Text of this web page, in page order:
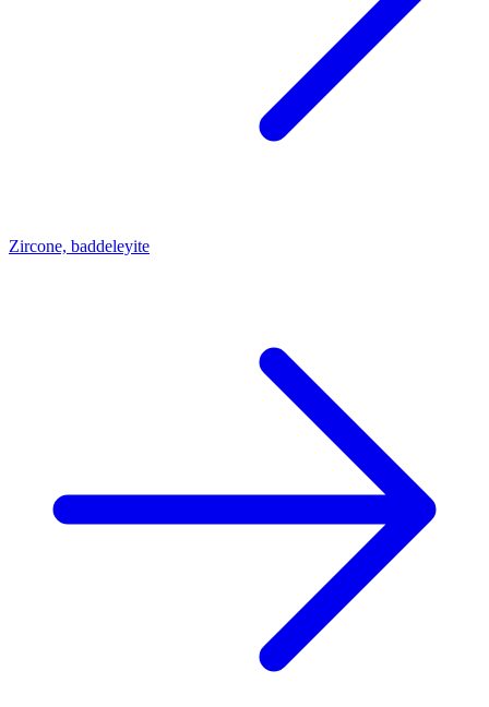
Zircone, baddeleyite